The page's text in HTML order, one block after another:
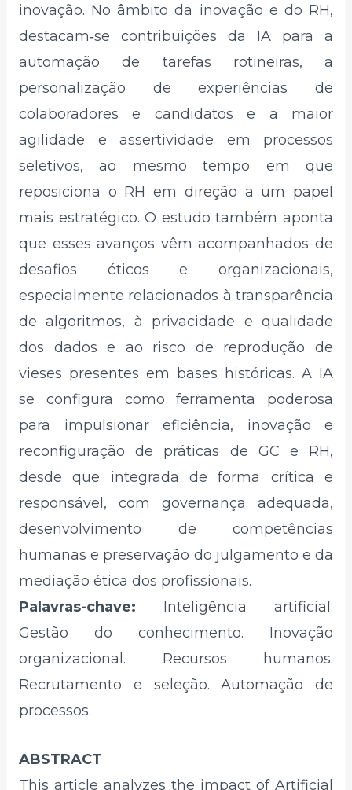
inovação. No âmbito da inovação e do RH,
destacam‑se contribuições da IA para a
automação de tarefas rotineiras, a
personalização de experiências de
colaboradores e candidatos e a maior
agilidade e assertividade em processos
seletivos, ao mesmo tempo em que
reposiciona o RH em direção a um papel
mais estratégico. O estudo também aponta
que esses avanços vêm acompanhados de
desafios éticos e organizacionais,
especialmente relacionados à transparência
de algoritmos, à privacidade e qualidade
dos dados e ao risco de reprodução de
vieses presentes em bases históricas. A IA
se configura como ferramenta poderosa
para impulsionar eficiência, inovação e
reconfiguração de práticas de GC e RH,
desde que integrada de forma crítica e
responsável, com governança adequada,
desenvolvimento de competências
humanas e preservação do julgamento e da
mediação ética dos profissionais.
Palavras-chave: Inteligência artificial.
Gestão do conhecimento. Inovação
organizacional. Recursos humanos.
Recrutamento e seleção. Automação de
processos.
ABSTRACT
This article analyzes the impact of Artificial